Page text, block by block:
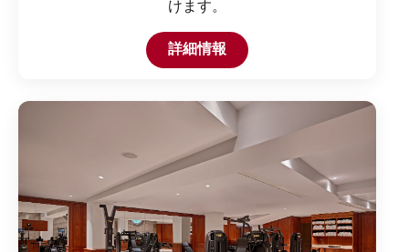
けます。
詳細情報 Open in New Tab